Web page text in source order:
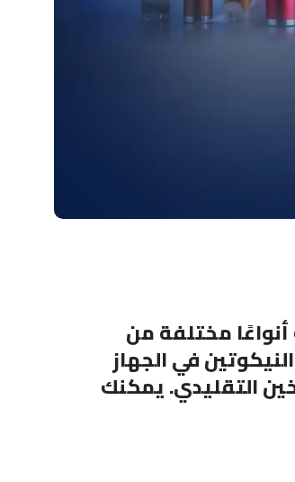
أنواعًا مختلفة من
في الجهاز
التقليدي. يمكنك